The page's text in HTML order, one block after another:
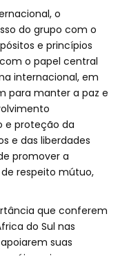
o
do grupo com o
e princípios
o papel central
internacional, em
para manter a paz e
e proteção da
e das liberdades
promover a
respeito mútuo,
que conferem
do Sul nas
suas